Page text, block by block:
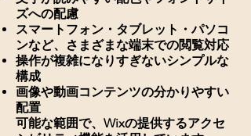
ズへの配慮
スマートフォン・タブレット・パソコ
ンなど、さまざまな端末での閲覧対応
操作が複雑になりすぎないシンプルな
構成
画像や動画コンテンツの分かりやすい
配置
可能な範囲で、Wixの提供するアクセ